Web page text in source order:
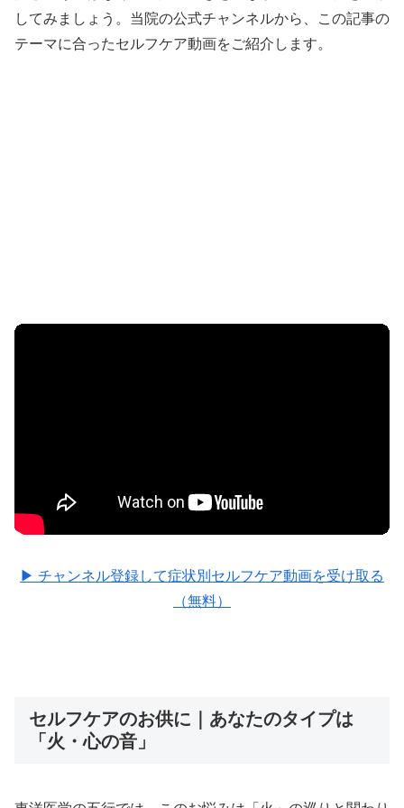
してみましょう。当院の公式チャンネルから、この記事の
テーマに合ったセルフケア動画をご紹介します。
▶ チャンネル登録して症状別セルフケア動画を受け取る
（無料）
セルフケアのお供に｜あなたのタイプは
「火・心の音」